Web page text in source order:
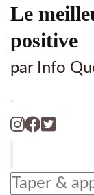
Le
positive
par Info
Vous